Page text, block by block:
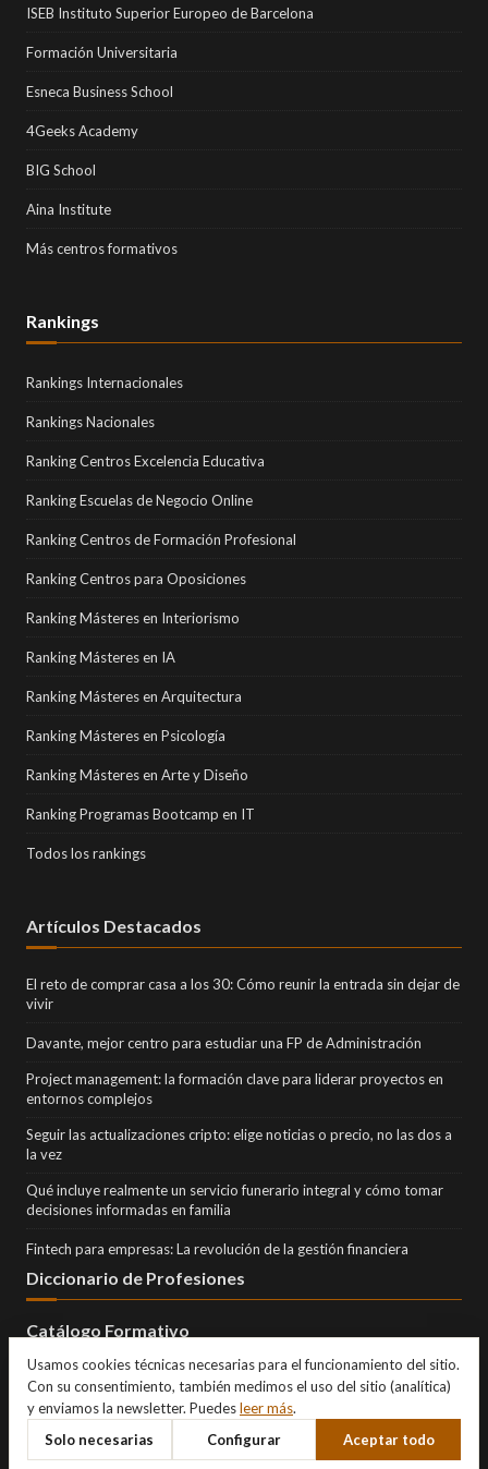
ISEB Instituto Superior Europeo de Barcelona
Formación Universitaria
Esneca Business School
4Geeks Academy
BIG School
Aina Institute
Más centros formativos
Rankings
Rankings Internacionales
Rankings Nacionales
Ranking Centros Excelencia Educativa
Ranking Escuelas de Negocio Online
Ranking Centros de Formación Profesional
Ranking Centros para Oposiciones
Ranking Másteres en Interiorismo
Ranking Másteres en IA
Ranking Másteres en Arquitectura
Ranking Másteres en Psicología
Ranking Másteres en Arte y Diseño
Ranking Programas Bootcamp en IT
Todos los rankings
Artículos Destacados
El reto de comprar casa a los 30: Cómo reunir la entrada sin dejar de
vivir
Davante, mejor centro para estudiar una FP de Administración
Project management: la formación clave para liderar proyectos en
entornos complejos
Seguir las actualizaciones cripto: elige noticias o precio, no las dos a
la vez
Qué incluye realmente un servicio funerario integral y cómo tomar
decisiones informadas en familia
Fintech para empresas: La revolución de la gestión financiera
Diccionario de Profesiones
Catálogo Formativo
Usamos cookies técnicas necesarias para el funcionamiento del sitio.
Con su consentimiento, también medimos el uso del sitio (analítica)
y enviamos la newsletter. Puedesleer más.
Solo necesarias
Configurar Aceptar todo